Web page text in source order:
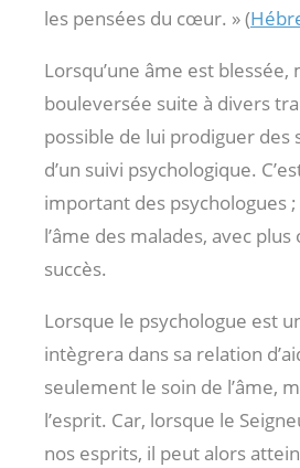
les pensées du cœur. » (
Lorsqu’une âme est blessée,
bouleversée suite à divers
possible de lui prodiguer des
d’un suivi psychologique.
important des psychologues
l’âme des malades, avec
succès.
Lorsque le psychologue est
intègrera dans sa relation
seulement le soin de l’âme,
l’esprit. Car, lorsque le
nos esprits, il peut alors